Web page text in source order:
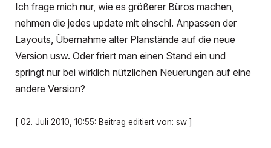
Ich frage mich nur, wie es größerer Büros machen,
nehmen die jedes update mit einschl. Anpassen der
Layouts, Übernahme alter Planstände auf die neue
Version usw. Oder friert man einen Stand ein und
springt nur bei wirklich nützlichen Neuerungen auf eine
andere Version?
[ 02. Juli 2010, 10:55: Beitrag editiert von: sw ]